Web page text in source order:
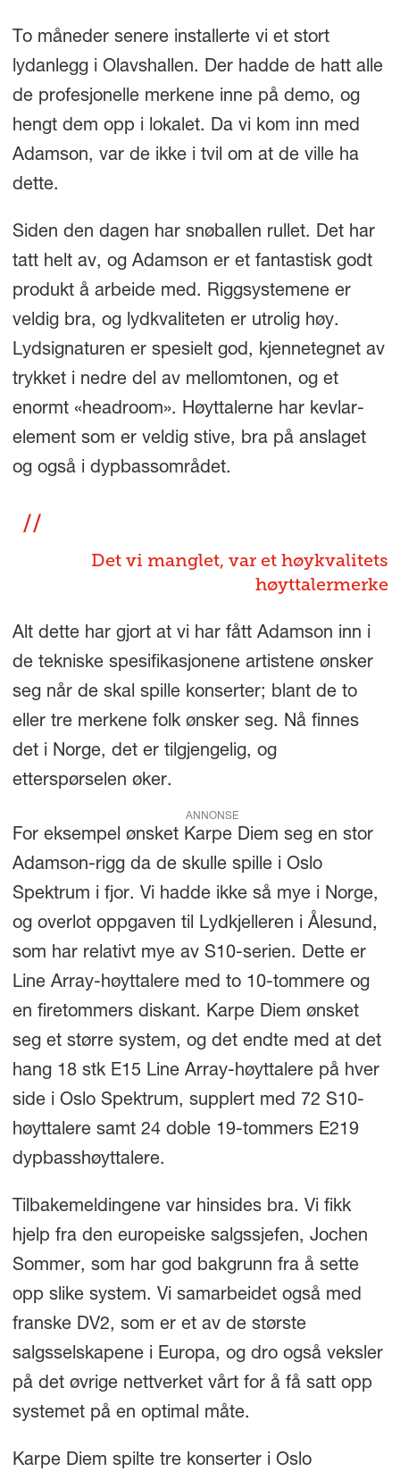
To måneder senere installerte vi et stort
lydanlegg i Olavshallen. Der hadde de hatt alle
de profesjonelle merkene inne på demo, og
hengt dem opp i lokalet. Da vi kom inn med
Adamson, var de ikke i tvil om at de ville ha
dette.
Siden den dagen har snøballen rullet. Det har
tatt helt av, og Adamson er et fantastisk godt
produkt å arbeide med. Riggsystemene er
veldig bra, og lydkvaliteten er utrolig høy.
Lydsignaturen er spesielt god, kjennetegnet av
trykket i nedre del av mellomtonen, og et
enormt «headroom». Høyttalerne har kevlar-
element som er veldig stive, bra på anslaget
og også i dypbassområdet.
Det vi manglet, var et høykvalitets
høyttalermerke
Alt dette har gjort at vi har fått Adamson inn i
de tekniske spesifikasjonene artistene ønsker
seg når de skal spille konserter; blant de to
eller tre merkene folk ønsker seg. Nå finnes
det i Norge, det er tilgjengelig, og
etterspørselen øker.
ANNONSE
For eksempel ønsket Karpe Diem seg en stor
Adamson-rigg da de skulle spille i Oslo
Spektrum i fjor. Vi hadde ikke så mye i Norge,
og overlot oppgaven til Lydkjelleren i Ålesund,
som har relativt mye av S10-serien. Dette er
Line Array-høyttalere med to 10-tommere og
en firetommers diskant. Karpe Diem ønsket
seg et større system, og det endte med at det
hang 18 stk E15 Line Array-høyttalere på hver
side i Oslo Spektrum, supplert med 72 S10-
høyttalere samt 24 doble 19-tommers E219
dypbasshøyttalere.
Tilbakemeldingene var hinsides bra. Vi fikk
hjelp fra den europeiske salgssjefen, Jochen
Sommer, som har god bakgrunn fra å sette
opp slike system. Vi samarbeidet også med
franske DV2, som er et av de største
salgsselskapene i Europa, og dro også veksler
på det øvrige nettverket vårt for å få satt opp
systemet på en optimal måte.
Karpe Diem spilte tre konserter i Oslo